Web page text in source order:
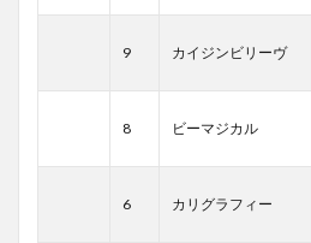
9 カイジンビリーヴ
8 ビーマジカル
6 カリグラフィー